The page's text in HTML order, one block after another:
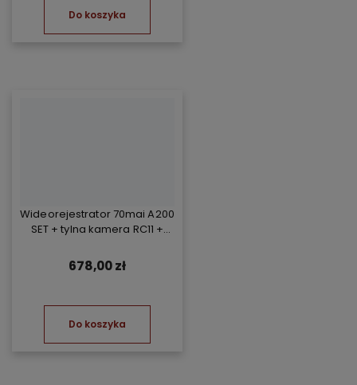
Do koszyka
Wideorejestrator 70mai A200
SET + tylna kamera RC11 +
678,00 zł
Do koszyka